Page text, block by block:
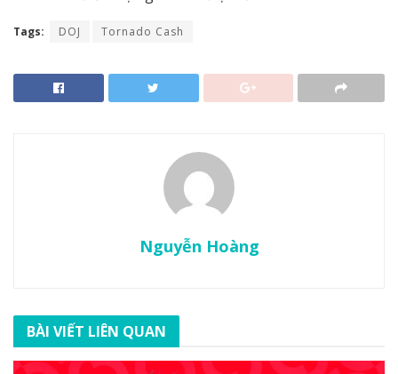
Tags: DOJ Tornado Cash
Nguyễn Hoàng
BÀI VIẾT LIÊN QUAN